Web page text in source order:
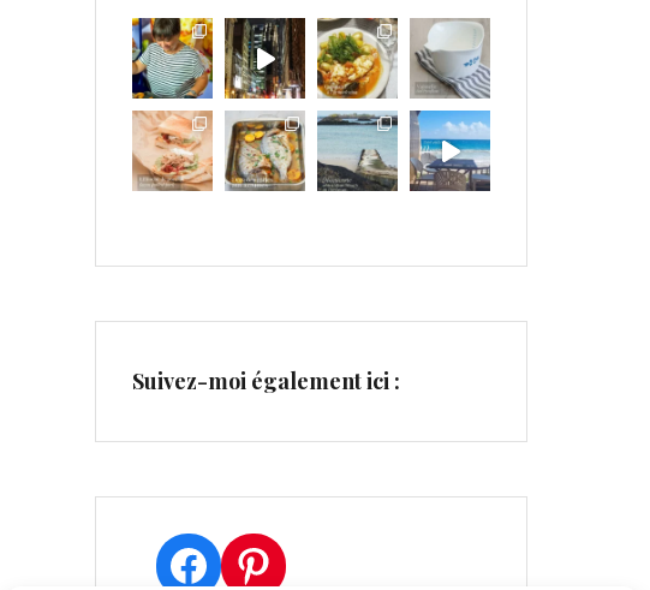
Suivez-moi également ici :
Facebook
Pinterest